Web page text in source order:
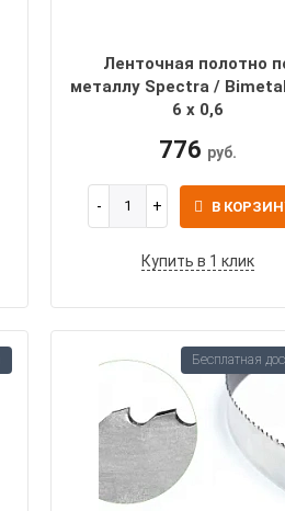
Ленточная полотно
металлу Spectra /
6 х 0,6
776 руб.
В
Купить в 1 клик
Бесплатная